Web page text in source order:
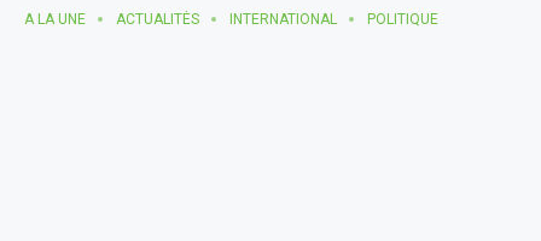
A LA UNE ACTUALITÈS INTERNATIONAL POLITIQUE